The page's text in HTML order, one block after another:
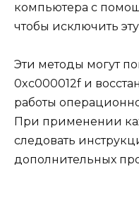
компьютера с
чтобы исключить
Эти методы могут
0xc000012f и
работы
При применении
следовать
дополнительных